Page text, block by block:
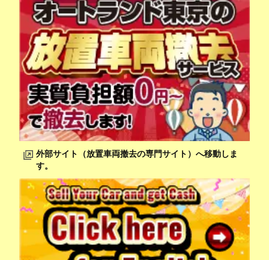
外部サイト（放置車両撤去の専門サイト）へ移動しま
す。